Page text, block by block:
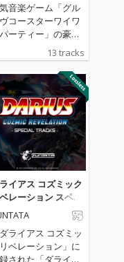
音楽ゲーム「グル
コースターワイワ
ーティー」の豪華
ウンドトラックがリ
ス！owl＊tree、
りあ、TAGといっ
気コンポーザーに
人気楽曲や、高難
楽曲として話題を
だ“vs MASAKI”シ
ーズを含む全13曲を
収録し、バラエテ
豊かなラインナップ
揃っています。個性
る楽曲が集結し、
応えのあるアルバ
なっており、グル
ヴコースターユーザ
限らず、音楽ゲー
ァンやクラブミュ
13 tracks
イアス コズミック
レーション スペシ
トラックス
ダライアス コズミッ
ベレーション」に
された「ダライア